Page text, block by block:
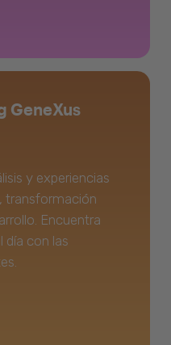
GeneXus
y experiencias
transformación
Encuentra
día con las